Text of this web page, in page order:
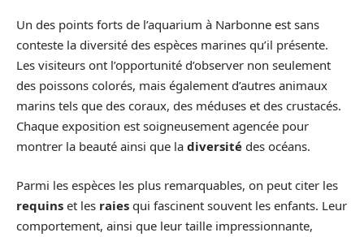
Un des points forts de l’aquarium à Narbonne est sans
conteste la diversité des espèces marines qu’il présente.
Les visiteurs ont l’opportunité d’observer non seulement
des poissons colorés, mais également d’autres animaux
marins tels que des coraux, des méduses et des crustacés.
Chaque exposition est soigneusement agencée pour
montrer la beauté ainsi que la diversité des océans.
Parmi les espèces les plus remarquables, on peut citer les
requins et les raies qui fascinent souvent les enfants. Leur
comportement, ainsi que leur taille impressionnante,